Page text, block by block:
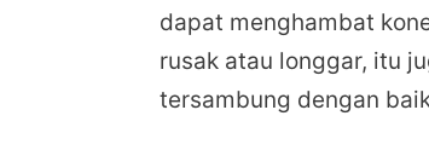
dapat menghambat
rusak atau longgar, itu
tersambung dengan